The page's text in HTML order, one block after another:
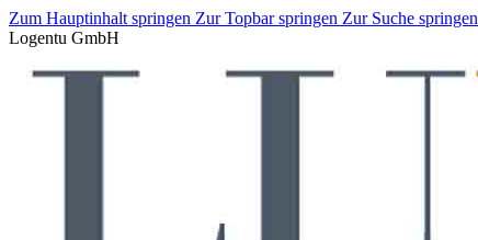
Zum Hauptinhalt springen Zur Topbar springen Zur Suche springen
Logentu GmbH